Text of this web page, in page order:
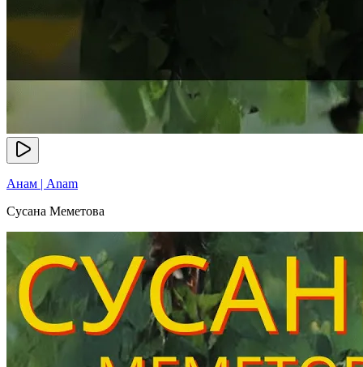
Анам | Anam
Сусана Меметова